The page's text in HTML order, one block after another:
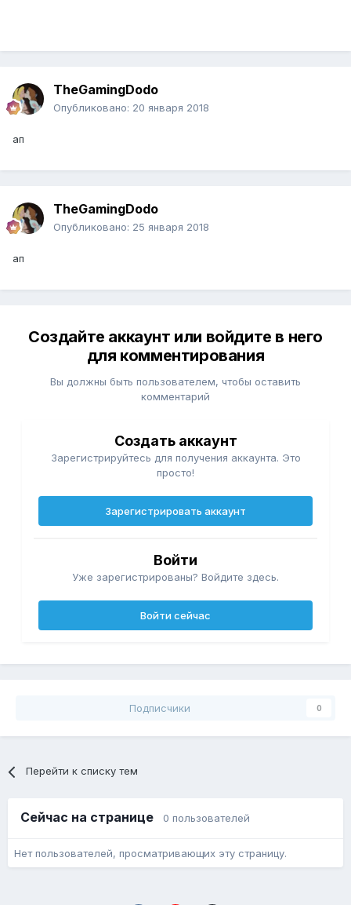
TheGamingDodo
Опубликовано: 20 января 2018
ап
TheGamingDodo
Опубликовано: 25 января 2018
ап
Создайте аккаунт или войдите в него
для комментирования
Вы должны быть пользователем, чтобы оставить
комментарий
Создать аккаунт
Зарегистрируйтесь для получения аккаунта. Это
просто!
Зарегистрировать аккаунт
Войти
Уже зарегистрированы? Войдите здесь.
Войти сейчас
Подписчики 0
Перейти к списку тем
Сейчас на странице 0 пользователей
Нет пользователей, просматривающих эту страницу.